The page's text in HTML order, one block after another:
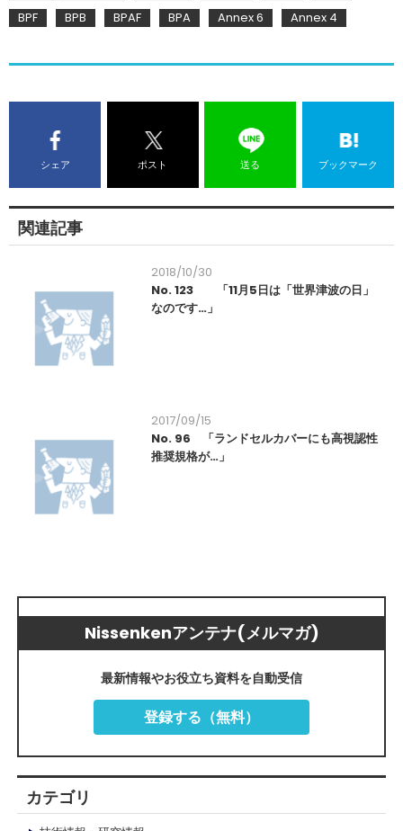
BPF
BPB BPAF BPA Annex 6 Annex 4
シェア ポスト 送る ブックマーク
関連記事
2018/10/30
No. 123 「11月5日は「世界津波の日」
なのです…」
2017/09/15
No. 96 「ランドセルカバーにも高視認性
推奨規格が…」
Nissenkenアンテナ(メルマガ)
最新情報やお役立ち資料を自動受信
登録する（無料）
カテゴリ